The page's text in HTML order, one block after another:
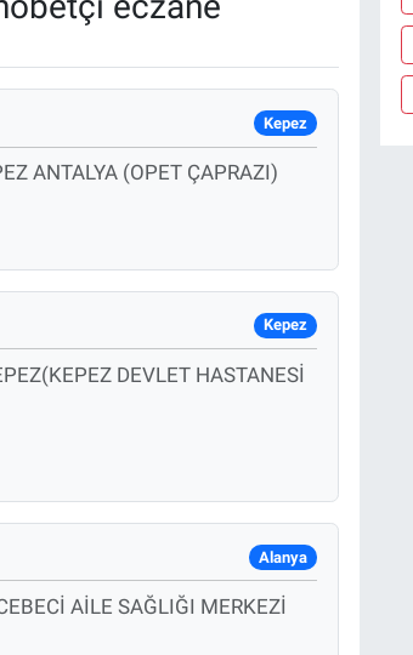
Kepez
ANTALYA (OPET ÇAPRAZI)
Kepez
DEVLET HASTANESİ
Alanya
AİLE SAĞLIĞI MERKEZİ